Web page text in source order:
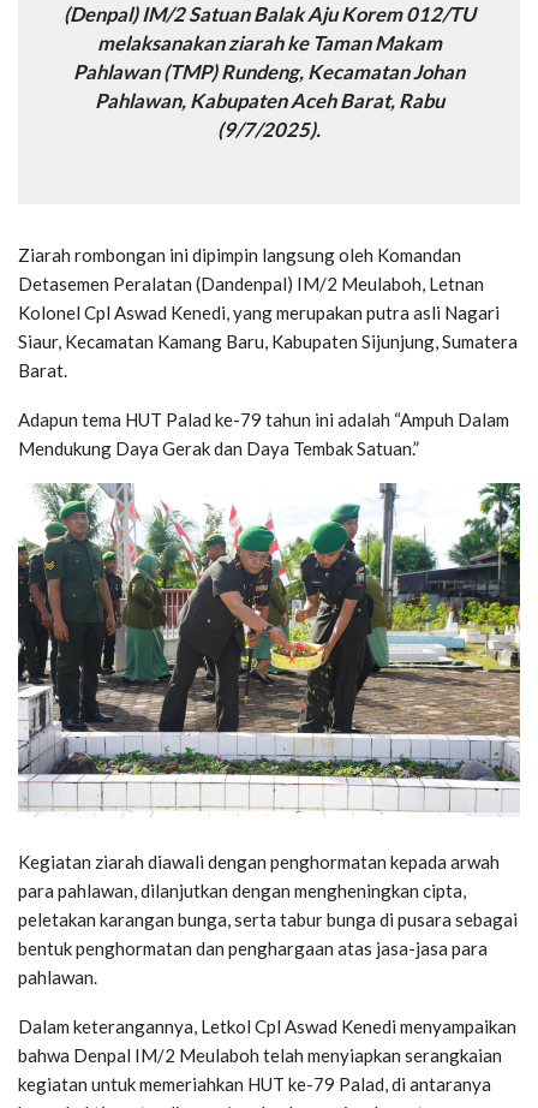
(Denpal) IM/2 Satuan Balak Aju Korem 012/TU
melaksanakan ziarah ke Taman Makam
Pahlawan (TMP) Rundeng, Kecamatan Johan
Pahlawan, Kabupaten Aceh Barat, Rabu
(9/7/2025).
Ziarah rombongan ini dipimpin langsung oleh Komandan
Detasemen Peralatan (Dandenpal) IM/2 Meulaboh, Letnan
Kolonel Cpl Aswad Kenedi, yang merupakan putra asli Nagari
Siaur, Kecamatan Kamang Baru, Kabupaten Sijunjung, Sumatera
Barat.
Adapun tema HUT Palad ke-79 tahun ini adalah “Ampuh Dalam
Mendukung Daya Gerak dan Daya Tembak Satuan.”
Kegiatan ziarah diawali dengan penghormatan kepada arwah
para pahlawan, dilanjutkan dengan mengheningkan cipta,
peletakan karangan bunga, serta tabur bunga di pusara sebagai
bentuk penghormatan dan penghargaan atas jasa-jasa para
pahlawan.
Dalam keterangannya, Letkol Cpl Aswad Kenedi menyampaikan
bahwa Denpal IM/2 Meulaboh telah menyiapkan serangkaian
kegiatan untuk memeriahkan HUT ke-79 Palad, di antaranya